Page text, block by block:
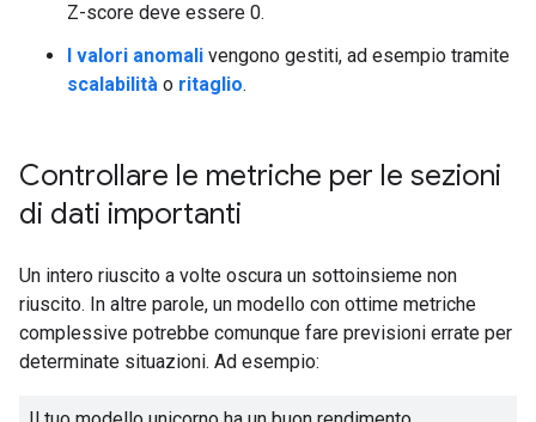
Z-score deve essere 0.
I valori anomali vengono gestiti, ad esempio tramite
scalabilità o ritaglio.
Controllare le metriche per le sezioni
di dati importanti
Un intero riuscito a volte oscura un sottoinsieme non
riuscito. In altre parole, un modello con ottime metriche
complessive potrebbe comunque fare previsioni errate per
determinate situazioni. Ad esempio: